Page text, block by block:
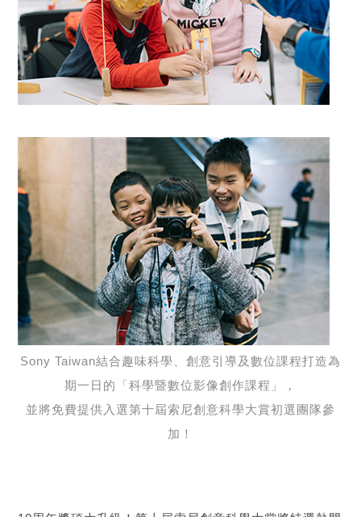
Sony Taiwan結合趣味科學、創意引導及數位課程打造為
期一日的「科學暨數位影像創作課程」，
並將免費提供入選第十屆索尼創意科學大賞初選團隊參
加！